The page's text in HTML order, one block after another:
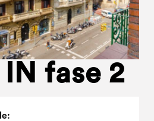
fase 2